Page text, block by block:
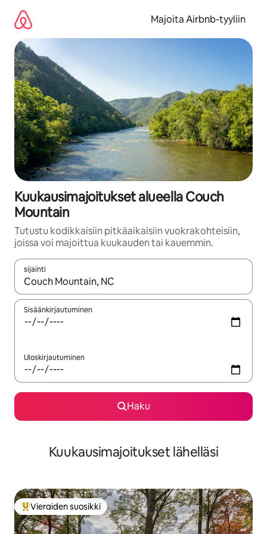
sisältö
väliin
Majoita Airbnb-tyyliin
Kuukausimajoitukset alueella Couch
Mountain
Tutustu kodikkaisiin pitkäaikaisiin vuokrakohteisiin,
joissa voi majoittua kuukauden tai kauemmin.
sijainti
Kun tulokset ovat saatavilla, navigoi ylös- ja alas-
Sisäänkirjautuminen
Uloskirjautuminen
Haku
Kuukausimajoitukset lähelläsi
Vieraiden suosikkien parhaimmistoa
Vieraiden suosikki